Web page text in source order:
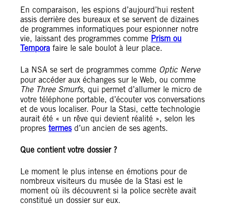
En comparaison, les espions d’aujourd’hui restent
assis derrière des bureaux et se servent de dizaines
de programmes informatiques pour espionner notre
vie, laissant des programmes comme Prism ou
Tempora faire le sale boulot à leur place.
La NSA se sert de programmes comme Optic Nerve
pour accéder aux échanges sur le Web, ou comme
The Three Smurfs, qui permet d’allumer le micro de
votre téléphone portable, d’écouter vos conversations
et de vous localiser. Pour la Stasi, cette technologie
aurait été « un rêve qui devient réalité », selon les
propres termesd’un ancien de ses agents.
Que contient votre dossier ?
Le moment le plus intense en émotions pour de
nombreux visiteurs du musée de la Stasi est le
moment où ils découvrent si la police secrète avait
constitué un dossier sur eux.